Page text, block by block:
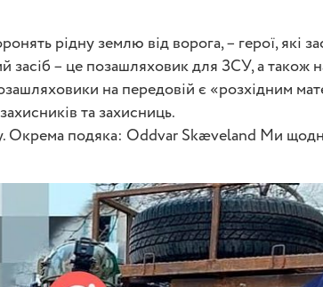
рідну землю від ворога, – герої, які
– це позашляховик для ЗСУ, а також
на передовій є «розхідним
та захисниць.
Окрема подяка: Oddvar Skæveland Ми